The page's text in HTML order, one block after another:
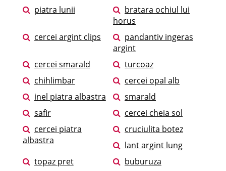
piatra lunii
bratara ochiul lui
horus
cercei argint clips
pandantiv ingeras
argint
cercei smarald
turcoaz
chihlimbar
cercei opal alb
inel piatra albastra
smarald
safir
cercei cheia sol
cercei piatra
albastra
cruciulita botez
lant argint lung
topaz pret
buburuza